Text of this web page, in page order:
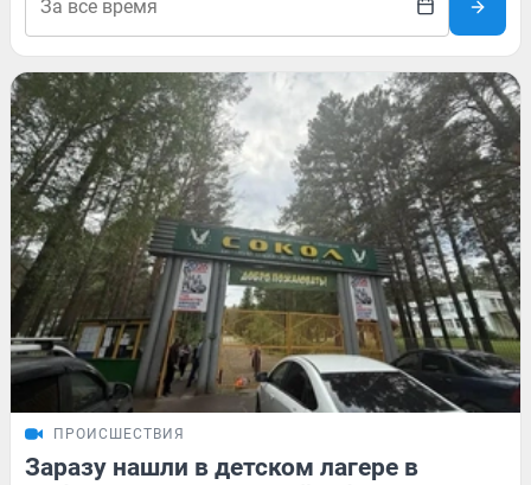
ПРОИСШЕСТВИЯ
Заразу нашли в детском лагере в